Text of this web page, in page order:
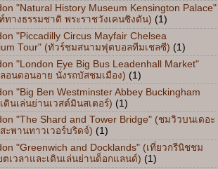
"Natural History Museum Kensington Palace"
างธรรมชาติ พระราชวังเคนซิงตัน) (1)
"Piccadilly Circus Mayfair Chelsea
Tour" (ทัวร์ชมสนามฟุตบอลทีมเชลซี) (1)
"London Eye Big Bus Leadenhall Market"
อนดอนอาย นั่งรถบัสชมเมือง) (1)
"Big Ben Westminster Abbey Buckingham
ดินเล่นย่านเวสต์มินสเตอร์) (1)
"The Shard and Tower Bridge" (ชมวิวบนเดอะ
ะพานทาวเวอร์บริดจ์) (1)
"Greenwich and Docklands" (เที่ยวกรีนิชชม
ตเวลาและเดินเล่นย่านด็อกแลนด์) (1)